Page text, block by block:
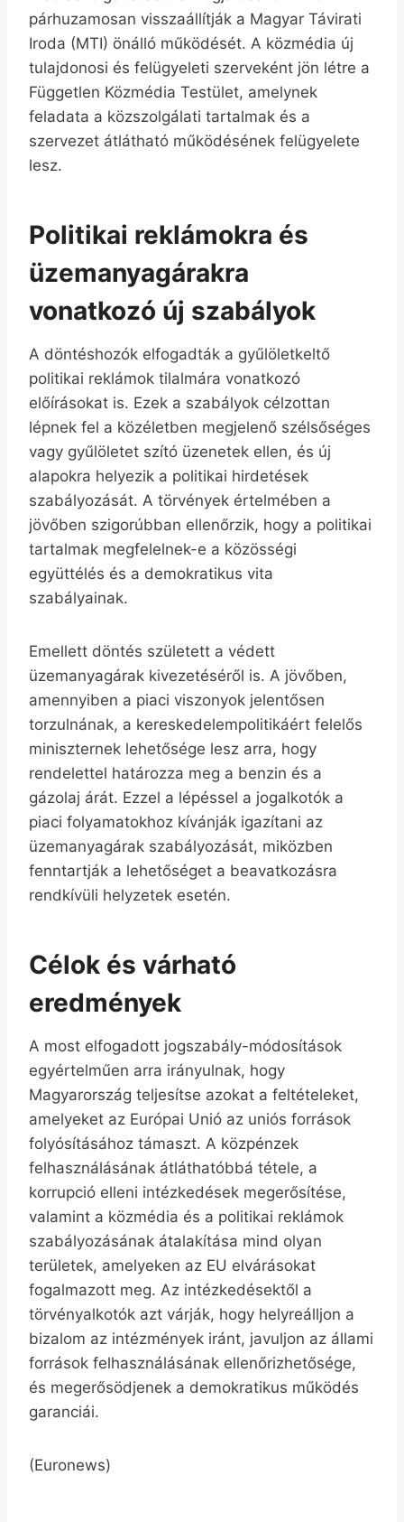
párhuzamosan visszaállítják a Magyar Távirati
Iroda (MTI) önálló működését. A közmédia új
tulajdonosi és felügyeleti szerveként jön létre a
Független Közmédia Testület, amelynek
feladata a közszolgálati tartalmak és a
szervezet átlátható működésének felügyelete
lesz.
Politikai reklámokra és
üzemanyagárakra
vonatkozó új szabályok
A döntéshozók elfogadták a gyűlöletkeltő
politikai reklámok tilalmára vonatkozó
előírásokat is. Ezek a szabályok célzottan
lépnek fel a közéletben megjelenő szélsőséges
vagy gyűlöletet szító üzenetek ellen, és új
alapokra helyezik a politikai hirdetések
szabályozását. A törvények értelmében a
jövőben szigorúbban ellenőrzik, hogy a politikai
tartalmak megfelelnek-e a közösségi
együttélés és a demokratikus vita
szabályainak.
Emellett döntés született a védett
üzemanyagárak kivezetéséről is. A jövőben,
amennyiben a piaci viszonyok jelentősen
torzulnának, a kereskedelempolitikáért felelős
miniszternek lehetősége lesz arra, hogy
rendelettel határozza meg a benzin és a
gázolaj árát. Ezzel a lépéssel a jogalkotók a
piaci folyamatokhoz kívánják igazítani az
üzemanyagárak szabályozását, miközben
fenntartják a lehetőséget a beavatkozásra
rendkívüli helyzetek esetén.
Célok és várható
eredmények
A most elfogadott jogszabály-módosítások
egyértelműen arra irányulnak, hogy
Magyarország teljesítse azokat a feltételeket,
amelyeket az Európai Unió az uniós források
folyósításához támaszt. A közpénzek
felhasználásának átláthatóbbá tétele, a
korrupció elleni intézkedések megerősítése,
valamint a közmédia és a politikai reklámok
szabályozásának átalakítása mind olyan
területek, amelyeken az EU elvárásokat
fogalmazott meg. Az intézkedésektől a
törvényalkotók azt várják, hogy helyreálljon a
bizalom az intézmények iránt, javuljon az állami
források felhasználásának ellenőrizhetősége,
és megerősödjenek a demokratikus működés
garanciái.
(Euronews)